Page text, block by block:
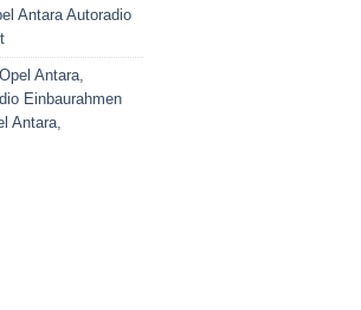
Antara Autoradio
Antara
Einbaurahmen
Antara